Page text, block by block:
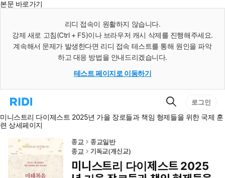
본문 바로가기
리디 접속이 원활하지 않습니다.
강제 새로 고침(Ctrl + F5)이나 브라우저 캐시 삭제를 진행해주세요.
계속해서 문제가 발생한다면 리디 접속 테스트를 통해 원인을 파악
하고 대응 방법을 안내드리겠습니다.
테스트 페이지로 이동하기
리
홈
으
검
색
로그인
미니스트리 다이제스트 2025년 가을 장로들과 책임 형제들을 위한 국제 훈
련 상세페이지
종교
종교일반
종교
기독교(개신교)
미니스트리 다이제스트 2025